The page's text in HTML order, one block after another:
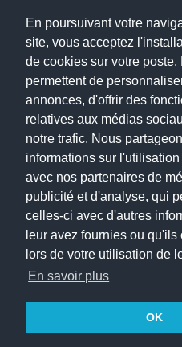
En poursuivant votre
site, vous acceptez
de cookies sur votre
permettent de
annonces, d'offrir des
relatives aux médias
notre trafic. Nous
informations sur
avec nos partenaires de
publicité et d'analyse, qui
celles-ci avec d'autres
leur avez fournies ou
lors de votre utilisation de
En savoir plus
OK
Dentiste à Paris
Copyright © 2026 . All Rights
choisirunmedecin@gmail.com
Nous contacter
Accueil
Blog
Mon compte
Dernier avis : PASCAL DELCAMPE,